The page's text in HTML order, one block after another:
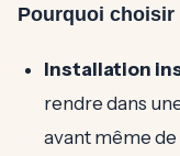
Pourquoi choisir
Installation
rendre dans
avant même